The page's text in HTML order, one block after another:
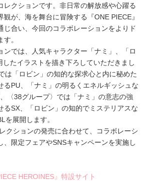
レクションです。非日常の解放感や心躍る
が、海を舞台に冒険する『ONE PIECE』
じ合い、今回のコラボレーションをよりド
。
ンでは、人気キャラクター「ナミ」、「ロ
したイラストを描き下ろしていただきまし
は「ロビン」の知的な探求心と内に秘めた
るPU、「ナミ」の明るくエネルギッシュな
〈38グループ〉では「ナミ」の意志の強
るSX、「ロビン」の知的でミステリアスな
を展開します。
クションの発売に合わせて、コラボレーシ
、限定フェアやSNSキャンペーンを実施し
HEROINES』特設サイト